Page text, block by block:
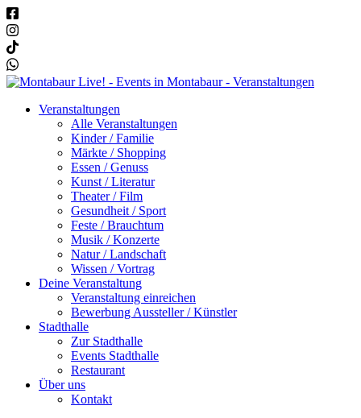
Veranstaltungen
Alle Veranstaltungen
Kinder / Familie
Märkte / Shopping
Essen / Genuss
Kunst / Literatur
Theater / Film
Gesundheit / Sport
Feste / Brauchtum
Musik / Konzerte
Natur / Landschaft
Wissen / Vortrag
Deine Veranstaltung
Veranstaltung einreichen
Bewerbung Aussteller / Künstler
Stadthalle
Zur Stadthalle
Events Stadthalle
Restaurant
Über uns
Kontakt